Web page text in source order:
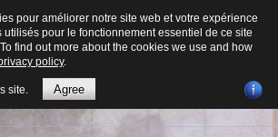
pour améliorer notre site web et votre expérience
pour le fonctionnement essentiel de ce site
find out more about the cookies we use and how
policy.
site. Agree